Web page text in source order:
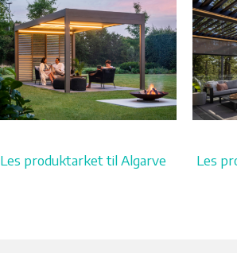
Les produktarket til Algarve Les